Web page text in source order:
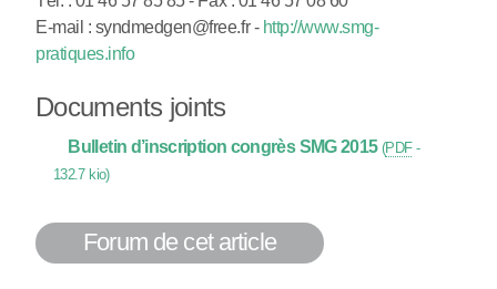
E-mail : syndmedgen@free.fr - http://www.smg-
pratiques.info
Documents joints
Bulletin d’inscription congrès SMG 2015 (PDF-
132.7 kio)
Forum de cet article